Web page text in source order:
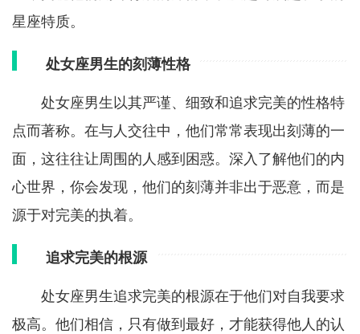
星座特质。
处女座男生的刻薄性格
处女座男生以其严谨、细致和追求完美的性格特
点而著称。在与人交往中，他们常常表现出刻薄的一
面，这往往让周围的人感到困惑。深入了解他们的内
心世界，你会发现，他们的刻薄并非出于恶意，而是
源于对完美的执着。
追求完美的根源
处女座男生追求完美的根源在于他们对自我要求
极高。他们相信，只有做到最好，才能获得他人的认